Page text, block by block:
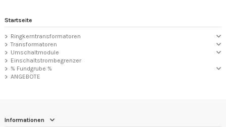
Startseite
Ringkerntransformatoren
Transformatoren
Umschaltmodule
Einschaltstrombegrenzer
% Fundgrube %
ANGEBOTE
Informationen